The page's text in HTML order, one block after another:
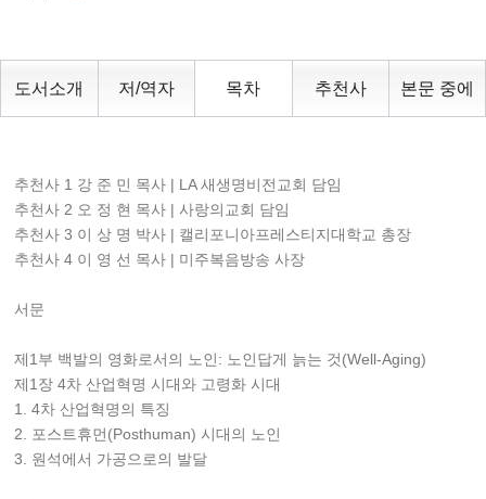
도서소개 저/역자 목차 추천사 본문 중에
추천사 1 강 준 민 목사 | LA 새생명비전교회 담임
추천사 2 오 정 현 목사 | 사랑의교회 담임
추천사 3 이 상 명 박사 | 캘리포니아프레스티지대학교 총장
추천사 4 이 영 선 목사 | 미주복음방송 사장
서문
제1부 백발의 영화로서의 노인: 노인답게 늙는 것(Well-Aging)
제1장 4차 산업혁명 시대와 고령화 시대
1. 4차 산업혁명의 특징
2. 포스트휴먼(Posthuman) 시대의 노인
3. 원석에서 가공으로의 발달